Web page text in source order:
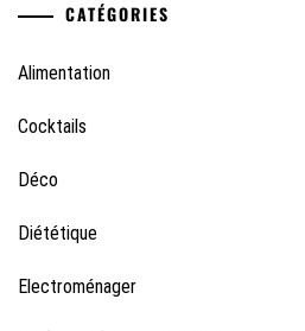
CATÉGORIES
Alimentation
Cocktails
Déco
Diététique
Electroménager